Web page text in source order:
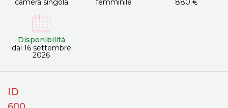
camera singola
femminile
880 €
Disponibilità
dal 16 settembre
2026
ID